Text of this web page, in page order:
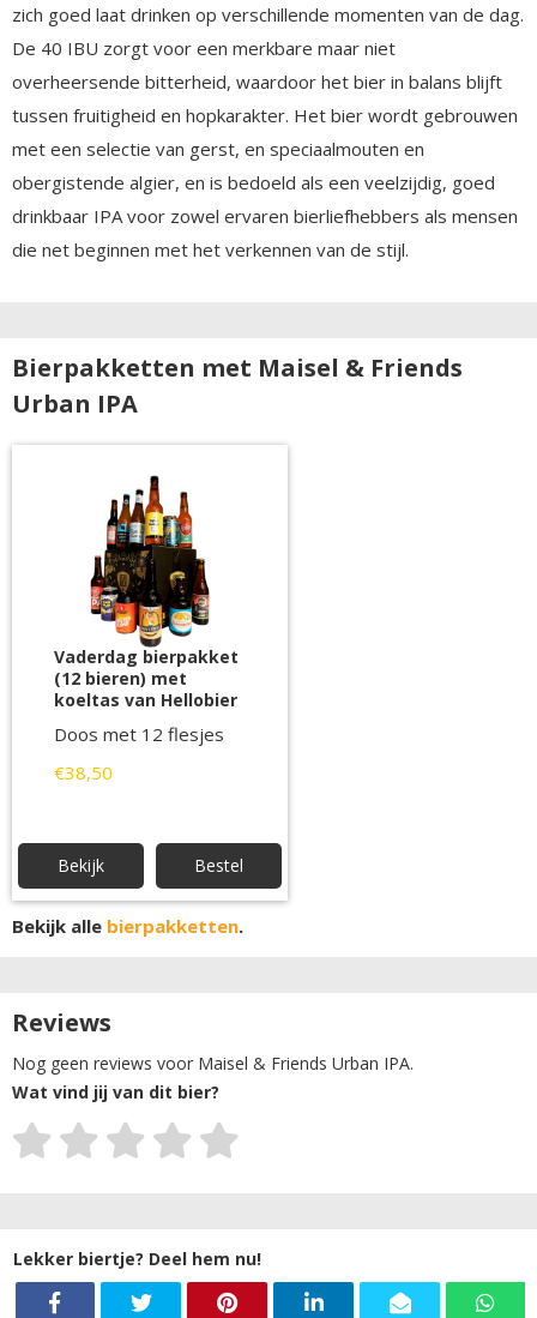
zich goed laat drinken op verschillende momenten van de dag.
De 40 IBU zorgt voor een merkbare maar niet
overheersende bitterheid, waardoor het bier in balans blijft
tussen fruitigheid en hopkarakter. Het bier wordt gebrouwen
met een selectie van gerst, en speciaalmouten en
obergistende algier, en is bedoeld als een veelzijdig, goed
drinkbaar IPA voor zowel ervaren bierliefhebbers als mensen
die net beginnen met het verkennen van de stijl.
Bierpakketten met Maisel & Friends
Urban IPA
Vaderdag bierpakket
(12 bieren) met
koeltas van Hellobier
Doos met 12 flesjes
€38,50
Bekijk Bestel
Bekijk alle bierpakketten.
Reviews
Nog geen reviews voor Maisel & Friends Urban IPA.
Wat vind jij van dit bier?
Lekker biertje? Deel hem nu!